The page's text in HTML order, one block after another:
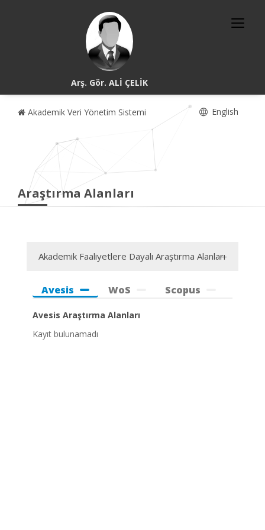
Arş. Gör. ALİ ÇELİK
Akademik Veri Yönetim Sistemi English
Araştırma Alanları
Akademik Faaliyetlere Dayalı Araştırma Alanları
Avesis WoS Scopus
Avesis Araştırma Alanları
Kayıt bulunamadı